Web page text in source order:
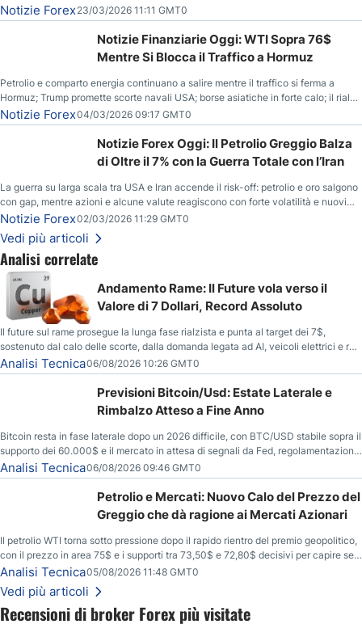
Recensioni di broker Forex più visitate
correzione; il petrolio greggio resta stabile.
Notizie Forex 23/03/2026 11:11 GMT0
Notizie Finanziarie Oggi: WTI Sopra 76$
Mentre Si Blocca il Traffico a Hormuz
Petrolio e comparto energia continuano a salire mentre il traffico si ferma a
Hormuz; Trump promette scorte navali USA; borse asiatiche in forte calo; il rialzo
del gas naturale mette pressione all’euro.
Notizie Forex04/03/2026 09:17 GMT0
Notizie Forex Oggi: Il Petrolio Greggio Balza
di Oltre il 7% con la Guerra Totale con l’Iran
La guerra su larga scala tra USA e Iran accende il risk-off: petrolio e oro salgono
con gap, mentre azioni e alcune valute reagiscono con forte volatilità e nuovi
livelli da monitorare.
Notizie Forex02/03/2026 11:29 GMT0
Vedi più articoli
Analisi correlate
Andamento Rame: Il Future vola verso il
Valore di 7 Dollari, Record Assoluto
Il future sul rame prosegue la lunga fase rialzista e punta al target dei 7$,
sostenuto dal calo delle scorte, dalla domanda legata ad AI, veicoli elettrici e reti
energetiche, e dai timori di deficit produttivo dal 2028.
Analisi Tecnica06/08/2026 10:26 GMT0
Previsioni Bitcoin/Usd: Estate Laterale e
Rimbalzo Atteso a Fine Anno
Bitcoin resta in fase laterale dopo un 2026 difficile, con BTC/USD stabile sopra il
supporto dei 60.000$ e il mercato in attesa di segnali da Fed, regolamentazione
USA ed elezioni di medio termine.
Analisi Tecnica06/08/2026 09:46 GMT0
Petrolio e Mercati: Nuovo Calo del Prezzo del
Greggio che dà ragione ai Mercati Azionari
Il petrolio WTI torna sotto pressione dopo il rapido rientro del premio geopolitico,
con il prezzo in area 75$ e i supporti tra 73,50$ e 72,80$ decisivi per capire se il
ribasso potrà estendersi verso quota 70$.
Analisi Tecnica05/08/2026 11:48 GMT0
Vedi più articoli